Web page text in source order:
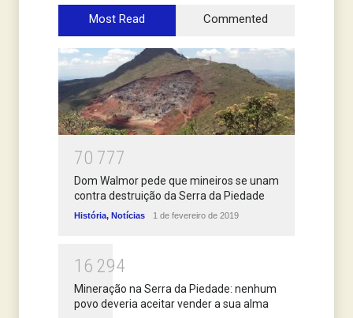
Most Read Commented
70 777
Dom Walmor pede que mineiros se unam
contra destruição da Serra da Piedade
História, Notícias 1 de fevereiro de 2019
1 6 294
Mineração na Serra da Piedade: nenhum
povo deveria aceitar vender a sua alma